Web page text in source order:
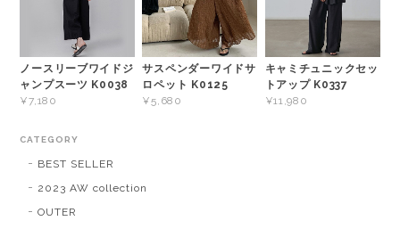
ノースリーブワイドジ
ャンプスーツ K0038
¥7,180
サスペンダーワイドサ
ロペット K0125
¥5,680
キャミチュニックセッ
トアップ K0337
¥11,980
CATEGORY
BEST SELLER
2023 AW collection
OUTER